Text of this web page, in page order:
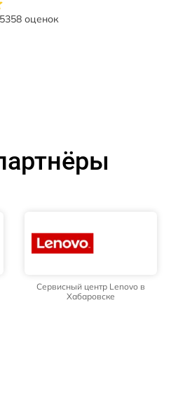
5358 оценок
Сервисный центр Lenovo в
Хабаровске